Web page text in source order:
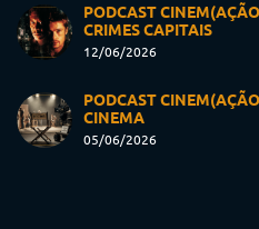
PODCAST
CRIMES CAPITAIS
12/06/2026
PODCAST
CINEMA
05/06/2026